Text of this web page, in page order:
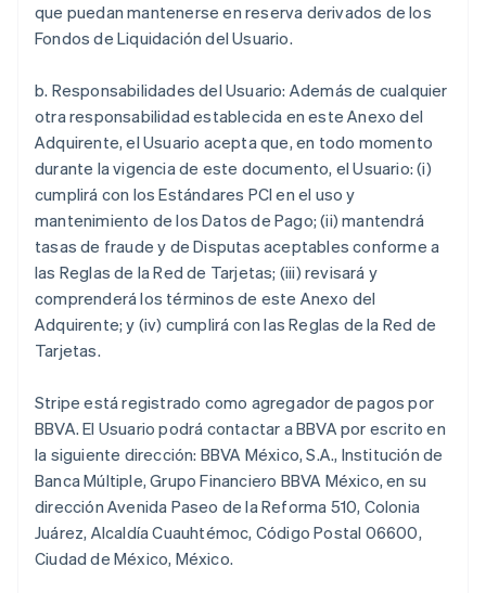
que puedan mantenerse en reserva derivados de los
Fondos de Liquidación del Usuario.
b. Responsabilidades del Usuario: Además de cualquier
otra responsabilidad establecida en este Anexo del
Adquirente, el Usuario acepta que, en todo momento
durante la vigencia de este documento, el Usuario: (i)
cumplirá con los Estándares PCI en el uso y
mantenimiento de los Datos de Pago; (ii) mantendrá
tasas de fraude y de Disputas aceptables conforme a
las Reglas de la Red de Tarjetas; (iii) revisará y
comprenderá los términos de este Anexo del
Adquirente; y (iv) cumplirá con las Reglas de la Red de
Tarjetas.
Stripe está registrado como agregador de pagos por
BBVA. El Usuario podrá contactar a BBVA por escrito en
la siguiente dirección: BBVA México, S.A., Institución de
Banca Múltiple, Grupo Financiero BBVA México, en su
dirección Avenida Paseo de la Reforma 510, Colonia
Juárez, Alcaldía Cuauhtémoc, Código Postal 06600,
Ciudad de México, México.